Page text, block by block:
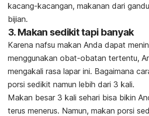
kacang-kacangan, makanan dari
bijian.
3. Makan sedikit tapi banyak
Karena nafsu makan Anda dapat
menggunakan obat-obatan tertentu,
mengakali rasa lapar ini. Bagaimana
porsi sedikit namun lebih dari 3 kali.
Makan besar 3 kali sehari bisa bikin
terus menerus. Namun, makan porsi